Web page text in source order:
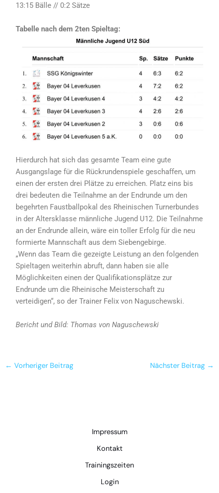
13:15 Bälle // 0:2 Sätze
Tabelle nach dem 2ten Spieltag:
Hierdurch hat sich das gesamte Team eine gute
Ausgangslage für die Rückrundenspiele geschaffen, um
einen der ersten drei Plätze zu erreichen. Platz eins bis
drei bedeuten die Teilnahme an der Endrunde um den
begehrten Faustballpokal des Rheinischen Turnerbundes
in der Altersklasse männliche Jugend U12. Die Teilnahme
an der Endrunde allein, wäre ein toller Erfolg für die neu
formierte Mannschaft aus dem Siebengebirge.
„Wenn das Team die gezeigte Leistung an den folgenden
Spieltagen weiterhin abruft, dann haben sie alle
Möglichkeiten einen der Qualifikationsplätze zur
Endrunde um die Rheinische Meisterschaft zu
verteidigen“, so der Trainer Felix von Naguschewski.
Bericht und Bild: Thomas von Naguschewski
← Vorheriger Beitrag Nächster Beitrag →
Impressum
Kontakt
Trainingszeiten
Login